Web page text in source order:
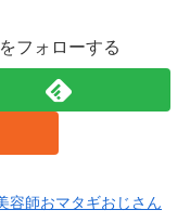
フォローする
容師おマタギおじさん